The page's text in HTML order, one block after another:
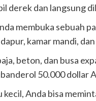
derek dan langsung
membuka sebuah
kamar mandi,
beton, dan busa
50.000 dollar
Anda bisa